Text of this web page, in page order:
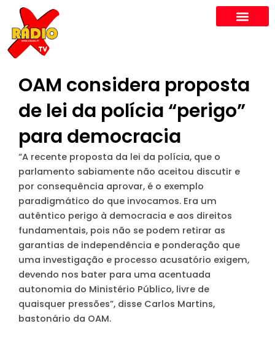
content
OAM considera proposta
de lei da polícia “perigo”
para democracia
“A recente proposta da lei da polícia, que o
parlamento sabiamente não aceitou discutir e
por consequência aprovar, é o exemplo
paradigmático do que invocamos. Era um
autêntico perigo à democracia e aos direitos
fundamentais, pois não se podem retirar as
garantias de independência e ponderação que
uma investigação e processo acusatório exigem,
devendo nos bater para uma acentuada
autonomia do Ministério Público, livre de
quaisquer pressões”, disse Carlos Martins,
bastonário da OAM.